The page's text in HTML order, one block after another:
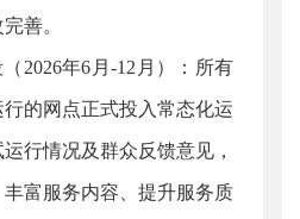
善。
年6月-12月）：所有
的网点正式投入常态化运
行情况及群众反馈意见，
富服务内容、提升服务质